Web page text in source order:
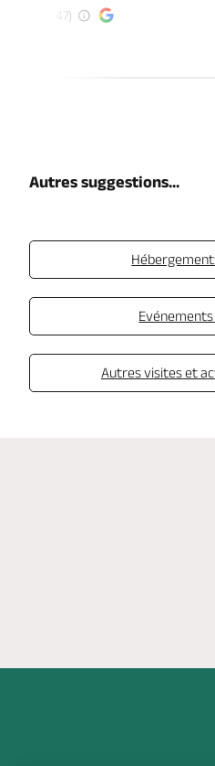
(47)
Autres suggestions...
Evénements
Autres visites et